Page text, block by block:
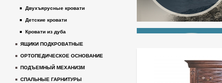
Двухъярусные кровати
Детские кровати
Кровати из дуба
ЯЩИКИ ПОДКРОВАТНЫЕ
ОРТОПЕДИЧЕСКОЕ ОСНОВАНИЕ
ПОДЪЕМНЫЙ МЕХАНИЗМ
СПАЛЬНЫЕ ГАРНИТУРЫ